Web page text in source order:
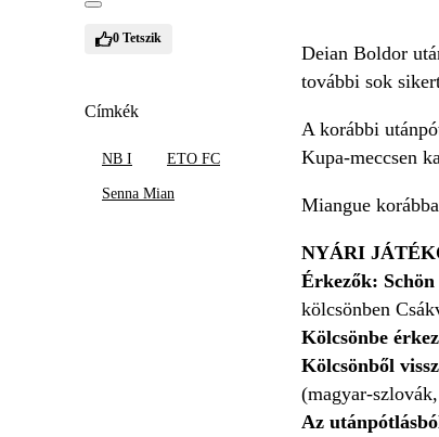
0 Tetszik
Címkék
NB I ETO FC
Senna Mian
Deian Boldor
további sok
A korábbi
Kupa-meccsen
Miangue
NYÁRI
Érkezők:
kölcsönben
Kölcsönbe
Kölcsönből
(magyar-
Az